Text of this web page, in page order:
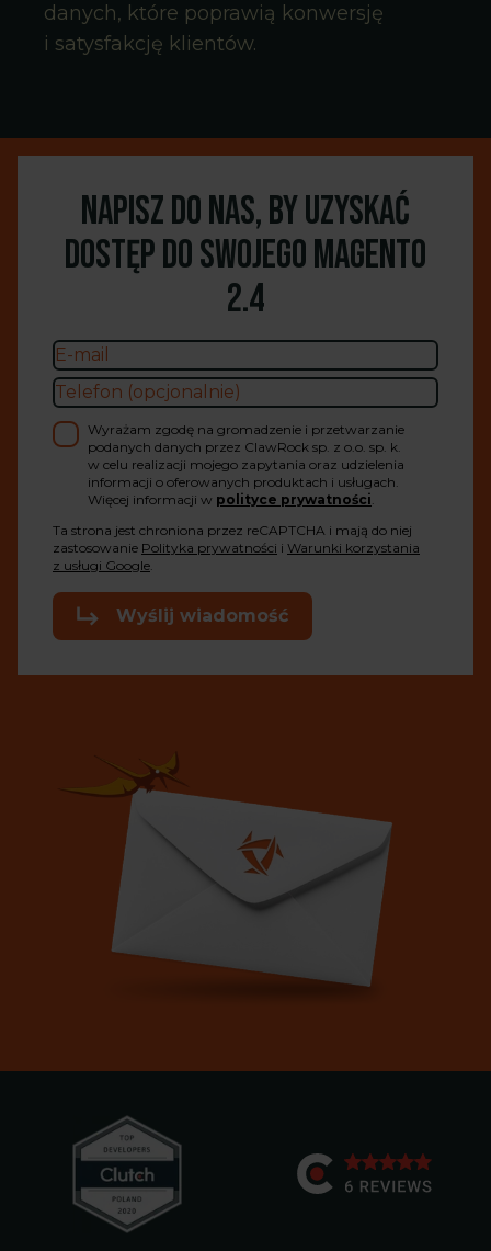
danych, które poprawią konwersję
i satysfakcję klientów.
Napisz do nas, by uzyskać
dostęp do swojego Magento
2.4
Wyrażam zgodę na gromadzenie i przetwarzanie
podanych danych przez ClawRock sp. z o.o. sp. k.
w celu realizacji mojego zapytania oraz udzielenia
informacji o oferowanych produktach i usługach.
Więcej informacji w polityce prywatności.
Ta strona jest chroniona przez reCAPTCHA i mają do niej
zastosowanie Polityka prywatności i Warunki korzystania
z usługi Google.
Wyślij wiadomość